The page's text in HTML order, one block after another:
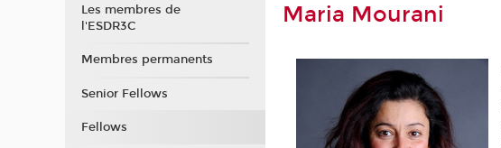
Maria Mourani
Les membres de
l'ESDR3C
Membres permanents
Senior Fellows
Fellows